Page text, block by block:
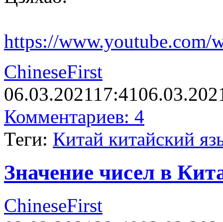
https://
ChineseFirst
06.03.202117:41
Комментариев: 4
Теги: Китай китайский
Значение чисел в
ChineseFirst